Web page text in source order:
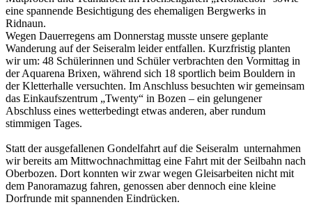
eine spannende Besichtigung des ehemaligen Bergwerks in
Ridnaun.
Wegen Dauerregens am Donnerstag musste unsere geplante
Wanderung auf der Seiseralm leider entfallen. Kurzfristig planten
wir um: 48 Schülerinnen und Schüler verbrachten den Vormittag in
der Aquarena Brixen, während sich 18 sportlich beim Bouldern in
der Kletterhalle versuchten. Im Anschluss besuchten wir gemeinsam
das Einkaufszentrum „Twenty“ in Bozen – ein gelungener
Abschluss eines wetterbedingt etwas anderen, aber rundum
stimmigen Tages.
Statt der ausgefallenen Gondelfahrt auf die Seiseralm unternahmen
wir bereits am Mittwochnachmittag eine Fahrt mit der Seilbahn nach
Oberbozen. Dort konnten wir zwar wegen Gleisarbeiten nicht mit
dem Panoramazug fahren, genossen aber dennoch eine kleine
Dorfrunde mit spannenden Eindrücken.